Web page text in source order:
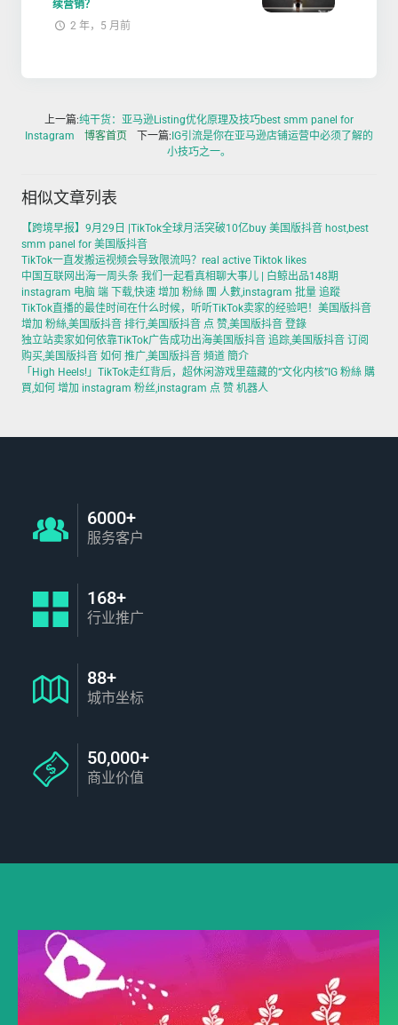
续营销？
2 年，5 月前
上一篇:纯干货：亚马逊Listing优化原理及技巧best smm panel for
Instagram
博客首页 下一篇: IG引流是你在亚马逊店铺运营中必须了解的
小技巧之一。
相似文章列表
【跨境早报】9月29日 |TikTok全球月活突破10亿buy 美国版抖音 host,best
smm panel for 美国版抖音
TikTok一直发搬运视频会导致限流吗？real active Tiktok likes
中国互联网出海一周头条 我们一起看真相聊大事儿 | 白鲸出品148期
instagram 电脑 端 下载,快速 增加 粉絲 團 人數,instagram 批量 追蹤
TikTok直播的最佳时间在什么时候，听听TikTok卖家的经验吧！美国版抖音
增加 粉絲,美国版抖音 排行,美国版抖音 点 赞,美国版抖音 登錄
独立站卖家如何依靠TikTok广告成功出海美国版抖音 追踪,美国版抖音 订阅
购买,美国版抖音 如何 推广,美国版抖音 頻道 簡介
「High Heels!」TikTok走红背后，超休闲游戏里蕴藏的“文化内核”IG 粉絲 購
買,如何 增加 instagram 粉丝,instagram 点 赞 机器人
6000+
服务客户
168+
行业推广
88+
城市坐标
50,000+
商业价值